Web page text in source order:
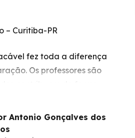
– Curitiba-PR
fez toda a diferença
Os professores são
orientando sobre os
e mais cobrados por
dúvidas, foi a melhor
Antonio Gonçalves dos